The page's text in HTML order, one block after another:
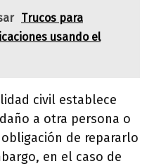
Trucos para
usando el
civil establece
a otra persona o
de repararlo
en el caso de